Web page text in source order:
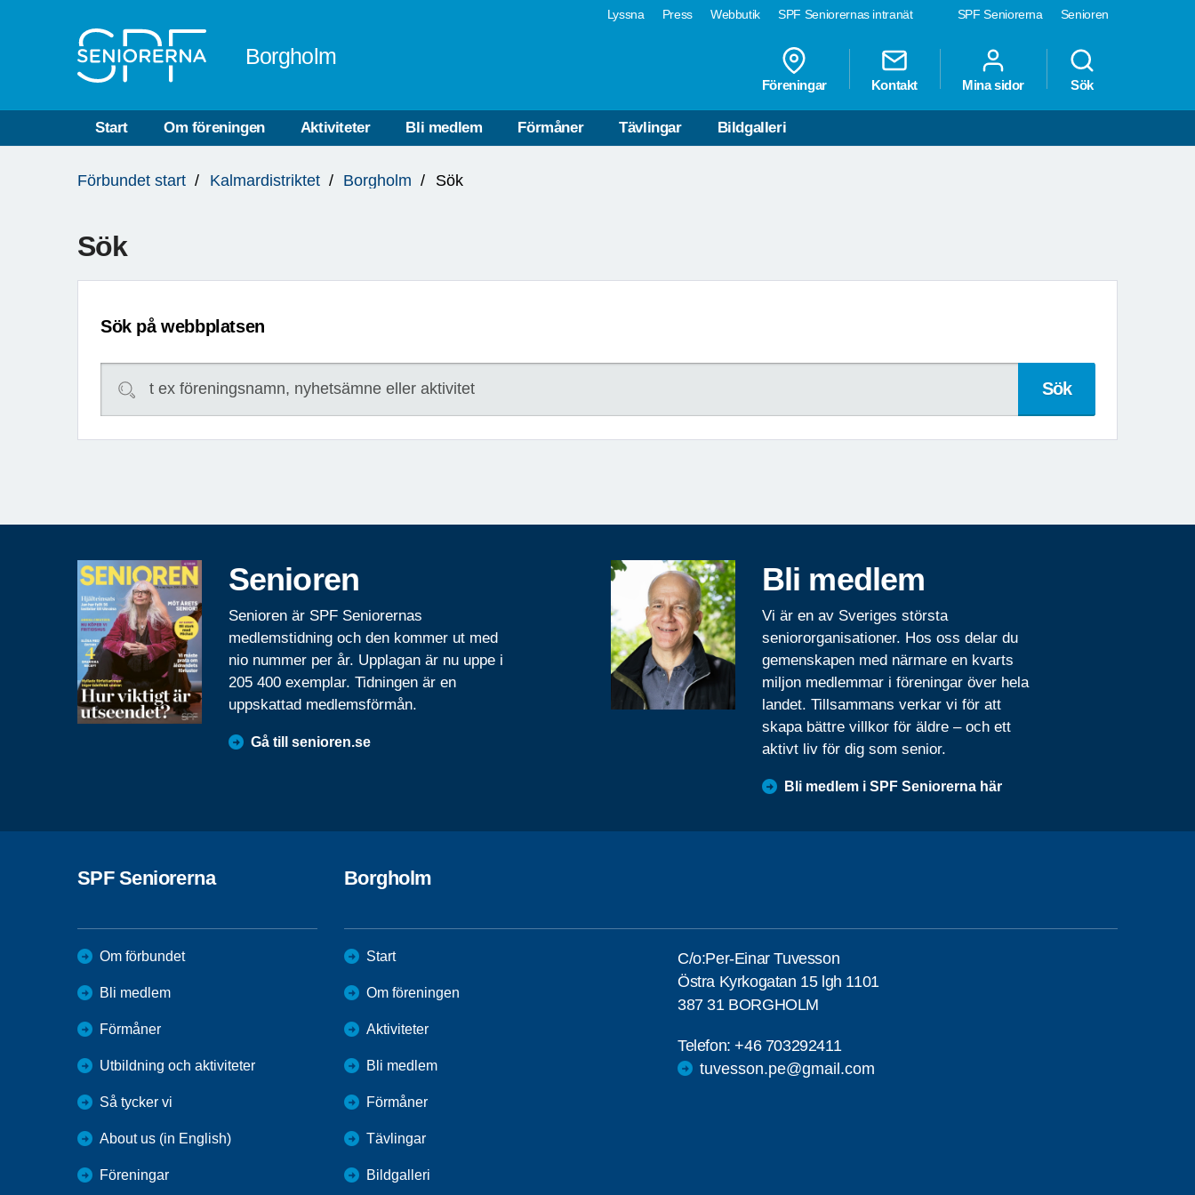
SPF Seniorerna Senioren
Lyssna Press Webbutik SPF Seniorernas intranät
Borgholm
Föreningar Kontakt Mina sidor Sök
Start Om föreningen Aktiviteter Bli medlem Förmåner Tävlingar Bildgalleri
är
Förbundet start Kalmardistriktet Borgholm Sök
Sök
Sök på webbplatsen
Senioren
Senioren är SPF Seniorernas
medlemstidning och den kommer ut med
nio nummer per år. Upplagan är nu uppe i
205 400 exemplar. Tidningen är en
uppskattad medlemsförmån.
Gå till senioren.se
Bli medlem
Vi är en av Sveriges största
seniororganisationer. Hos oss delar du
gemenskapen med närmare en kvarts
miljon medlemmar i föreningar över hela
landet. Tillsammans verkar vi för att
skapa bättre villkor för äldre – och ett
aktivt liv för dig som senior.
Bli medlem i SPF Seniorerna här
SPF Seniorerna
Om förbundet
Bli medlem
Förmåner
Utbildning och aktiviteter
Så tycker vi
About us (in English)
Föreningar
Borgholm
Start
Om föreningen
Aktiviteter
Bli medlem
Förmåner
Tävlingar
Bildgalleri
C/o:Per-Einar Tuvesson
Östra Kyrkogatan 15 lgh 1101
387 31 BORGHOLM
Telefon:+46 703292411
tuvesson.pe@gmail.com